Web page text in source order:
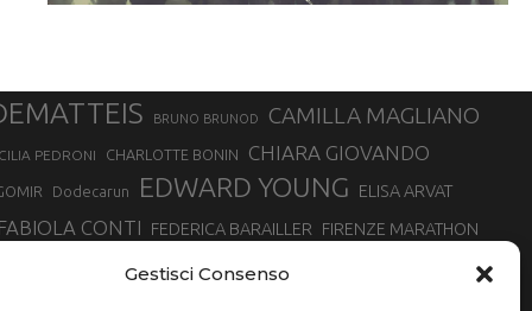
Gestisci Consenso
BRUNO BRUNOD CAMILLA MAGLIANO
PEDRONI CHARLOTTE BONIN CHIARA GIOVANDO
Dodecarun EDWARD YOUNG ELISA ARVAT
FABIOLA CONTI FEDERICA BARAILLER FIRENZE MARATHON
GIOVANNA EPIS GIULIANO CAVALLO